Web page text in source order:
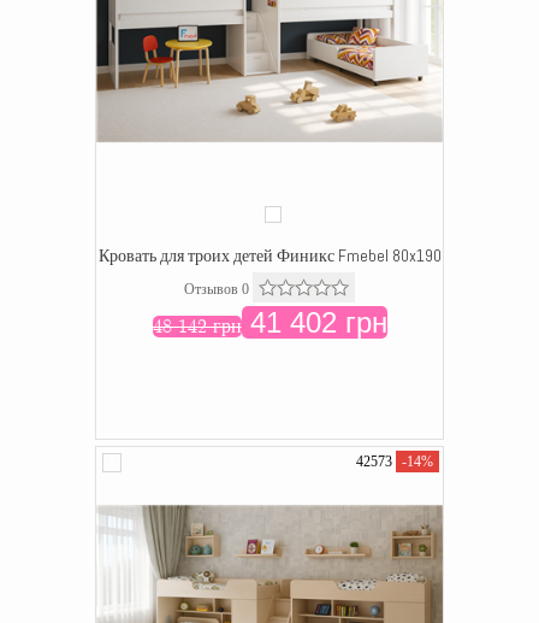
Кровать для троих детей Финикс Fmebel 80x190
Отзывов 0
48 142 грн41 402 грн
42573 -14%